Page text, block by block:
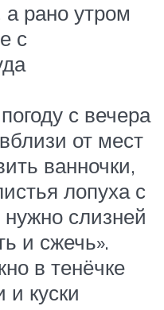
рано утром
с
с вечера
от мест
ванночки,
лопуха с
слизней
и сжечь».
в тенёчке
и куски